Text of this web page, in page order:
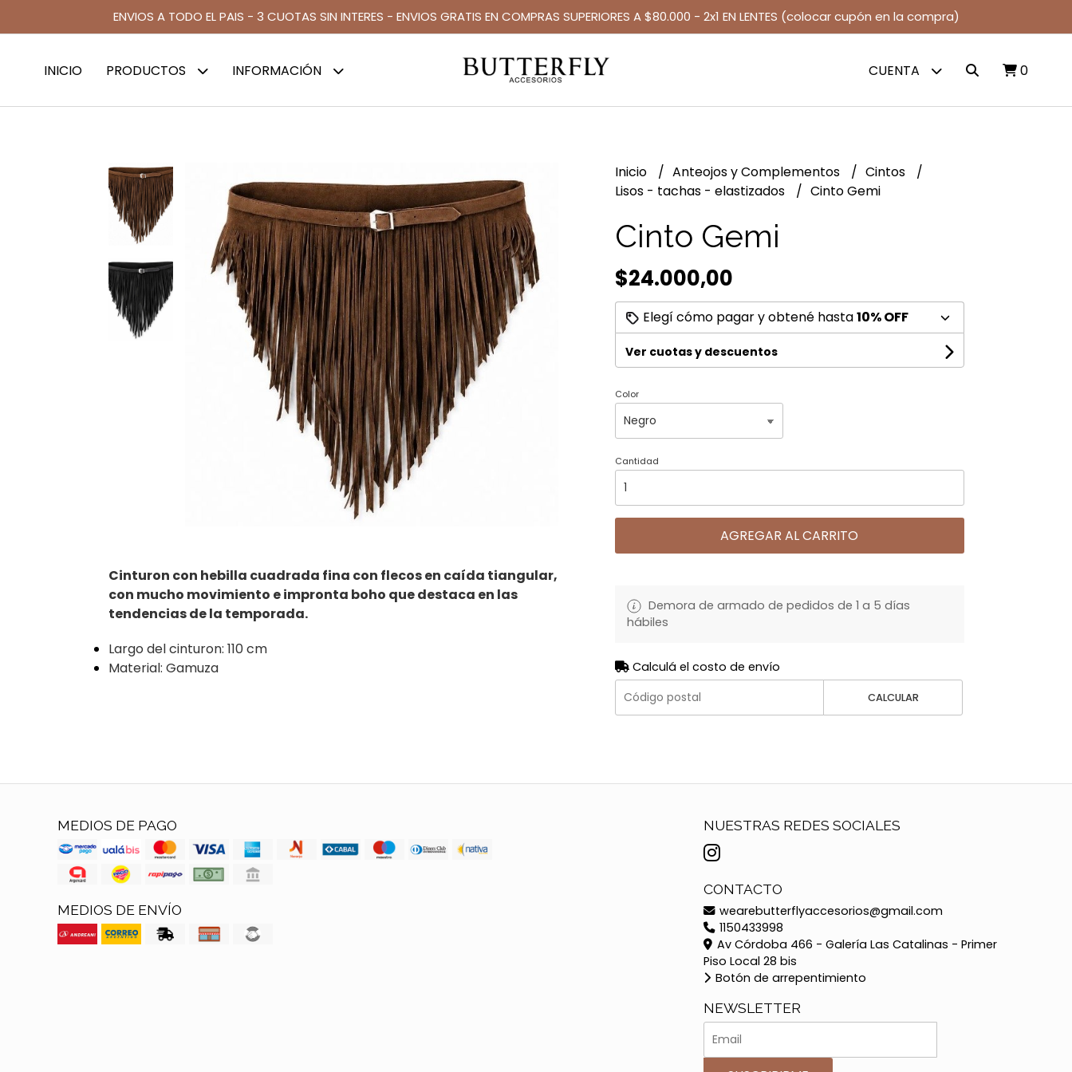
ENVIOS A TODO EL PAIS - 3 CUOTAS SIN INTERES - ENVIOS GRATIS EN COMPRAS SUPERIORES A $80.000 - 2x1 EN LENTES (colocar cupón en la compra)
INICIO PRODUCTOS INFORMACIÓN CUENTA 0
Cinturon con hebilla cuadrada fina con flecos en caída tiangular,
con mucho movimiento e impronta boho que destaca en las
tendencias de la temporada.
Largo del cinturon: 110 cm
Material: Gamuza
Inicio Anteojos y Complementos
Cintos
Lisos - tachas - elastizados
Cinto Gemi
Cinto Gemi
$24.000,00
Elegí cómo pagar y obtené hasta10% OFF
Ver cuotas y descuentos
Color
Cantidad
AGREGAR AL CARRITO
Demora de armado de pedidos de 1 a 5 días
hábiles
Calculá el costo de envío
CALCULAR
MEDIOS DE PAGO
MEDIOS DE ENVÍO
NUESTRAS REDES SOCIALES
CONTACTO
wearebutterflyaccesorios@gmail.com
1150433998
Av Córdoba 466 - Galería Las Catalinas - Primer
Piso Local 28 bis
Botón de arrepentimiento
NEWSLETTER